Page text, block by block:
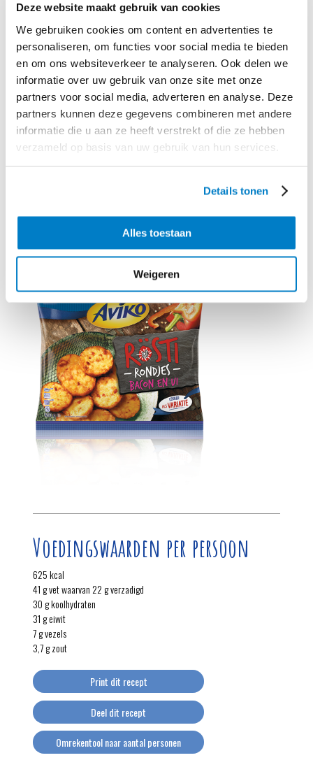
Deze website maakt gebruik van cookies
We gebruiken cookies om content en advertenties te
personaliseren, om functies voor social media te bieden
en om ons websiteverkeer te analyseren. Ook delen we
informatie over uw gebruik van onze site met onze
partners voor social media, adverteren en analyse. Deze
partners kunnen deze gegevens combineren met andere
informatie die u aan ze heeft verstrekt of die ze hebben
verzameld op basis van uw gebruik van hun services.
Details tonen
Alles toestaan
Weigeren
Smelt langzaam de roomboter op een laag vuur
Wikkel de asperges in de achterham
Verdeel de rösti rondjes, de asperge-pakketjes en gehalveerde eitjes op
Giet de gesmolten roomboter over het gerecht en maak af met
citroenrasp, zeezout, peper en de gefrituurde salieblaadjes
Benodigd product
Voedingswaarden per persoon
625 kcal
41 g vet waarvan 22 g verzadigd
30 g koolhydraten
31 g eiwit
7 g vezels
3,7 g zout
Print dit recept
Deel dit recept
Omrekentool naar aantal personen